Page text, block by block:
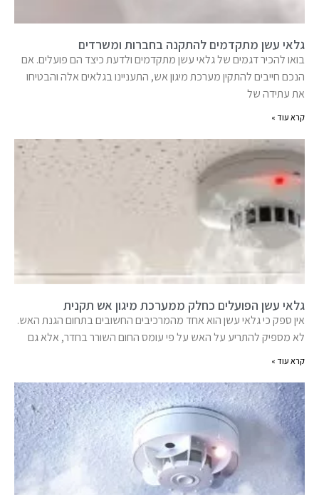
גלאי עשן מתקדמים להתקנה בחברות ומשרדים
בואו להכיר דגמים של גלאי עשן מתקדמים ולדעת כיצד הם פועלים. אם
הנכם חייבים להתקין מערכת מיגון אש, התעניינו בגלאים אלה והבטיחו
את עתידה של
קרא עוד »
גלאי עשן הפועלים כחלק ממערכת מיגון אש תקנית
אין ספק כי גלאי עשן הוא אחד מהמרכיבים החשובים בתחום הגנת האש.
לא מספיק להתריע על האש על פי עומס החום השורר בחדר, אלא גם
קרא עוד »